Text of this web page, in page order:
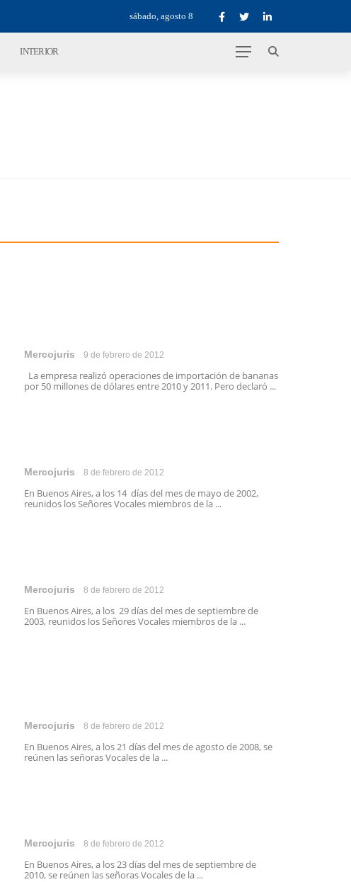
sábado, agosto 8
INTERIOR
Mercojuris 9 de febrero de 2012
La empresa realizó operaciones de importación de bananas
por 50 millones de dólares entre 2010 y 2011. Pero declaró ...
Mercojuris 8 de febrero de 2012
En Buenos Aires, a los 14 días del mes de mayo de 2002,
reunidos los Señores Vocales miembros de la ...
Mercojuris 8 de febrero de 2012
En Buenos Aires, a los 29 días del mes de septiembre de
2003, reunidos los Señores Vocales miembros de la ...
Mercojuris 8 de febrero de 2012
En Buenos Aires, a los 21 días del mes de agosto de 2008, se
reúnen las señoras Vocales de la ...
Mercojuris 8 de febrero de 2012
En Buenos Aires, a los 23 días del mes de septiembre de
2010, se reúnen las señoras Vocales de la ...